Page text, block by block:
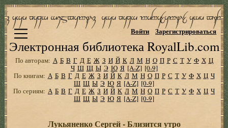
Электронная библиотека RoyalLib.com
Войти Зарегистрироваться
По авторам: А Б В Г Д Е Ж З И Й К Л М Н О П Р С Т У Ф Х Ц
Ч Ш Щ Ы Э Ю Я [A-Z] [0-9]
По книгам: А Б В Г Д Е Ж З И Й К Л М Н О П Р С Т У Ф Х Ц Ч
Ш Щ Ы Э Ю Я [A-Z] [0-9]
По сериям: А Б В Г Д Е Ж З И Й К Л М Н О П Р С Т У Ф Х Ц Ч
Ш Щ Ы Э Ю Я [A-Z] [0-9]
Лукьяненко Сергей - Близится утро